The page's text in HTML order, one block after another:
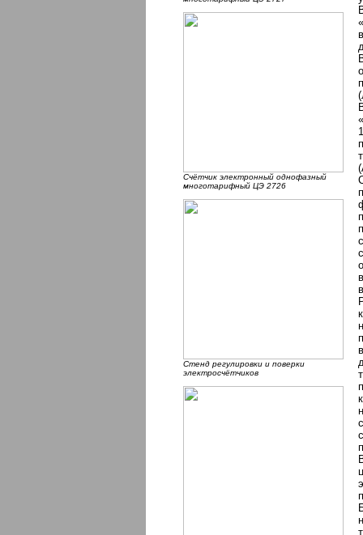
Счётчик электронный однофазный
многотарифный ЦЭ 2726
Стенд регулировки и поверки
электросчётчиков